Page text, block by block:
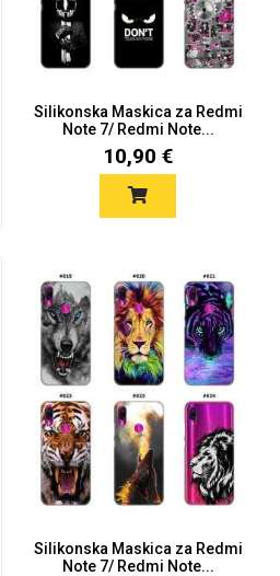
Silikonska Maskica za Redmi
Note 7/ Redmi Note...
10,90 €
Silikonska Maskica za Redmi
Note 7/ Redmi Note...